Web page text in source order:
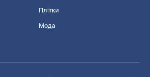
Плітки
Мода